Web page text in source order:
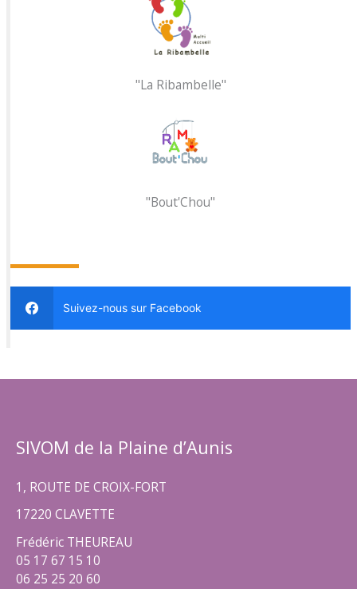
"La Ribambelle"
"Bout'Chou"
Suivez-nous sur Facebook
SIVOM de la Plaine d’Aunis
1, ROUTE DE CROIX-FORT
17220 CLAVETTE
Frédéric THEUREAU
05 17 67 15 10
06 25 25 20 60